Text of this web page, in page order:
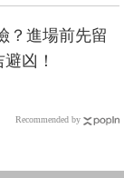
？進場前先留
凶！
Recommended by